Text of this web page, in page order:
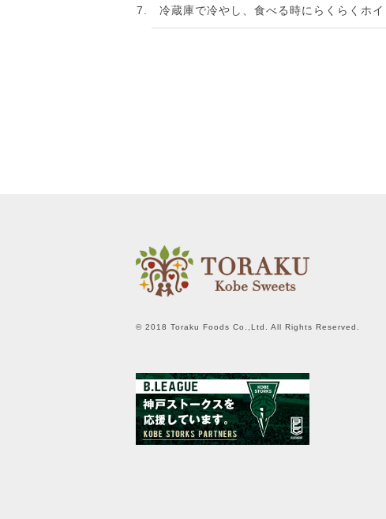
冷蔵庫で冷やし、食べる時にらくらくホ
© 2018 Toraku Foods Co.,Ltd. All Rights Reserved.